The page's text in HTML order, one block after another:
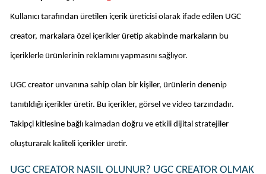
Kullanıcı tarafından üretilen içerik üreticisi olarak ifade edilen UGC
creator, markalara özel içerikler üretip akabinde markaların bu
içeriklerle ürünlerinin reklamını yapmasını sağlıyor.
UGC creator unvanına sahip olan bir kişiler, ürünlerin denenip
tanıtıldığı içerikler üretir. Bu içerikler, görsel ve video tarzındadır.
Takipçi kitlesine bağlı kalmadan doğru ve etkili dijital stratejiler
oluşturarak kaliteli içerikler üretir.
UGC CREATOR NASIL OLUNUR? UGC CREATOR OLMAK